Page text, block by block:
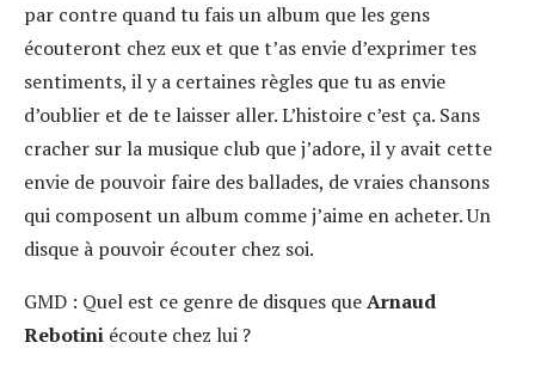
par contre quand tu fais un album que les gens
écouteront chez eux et que t’as envie d’exprimer tes
sentiments, il y a certaines règles que tu as envie
d’oublier et de te laisser aller. L’histoire c’est ça. Sans
cracher sur la musique club que j’adore, il y avait cette
envie de pouvoir faire des ballades, de vraies chansons
qui composent un album comme j’aime en acheter. Un
disque à pouvoir écouter chez soi.
GMD : Quel est ce genre de disques queArnaud
Rebotini écoute chez lui ?